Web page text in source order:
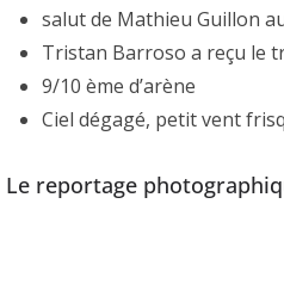
salut de Mathieu Guillon
Tristan Barroso a reçu le
9/10 ème d’arène
Ciel dégagé, petit vent
Le reportage